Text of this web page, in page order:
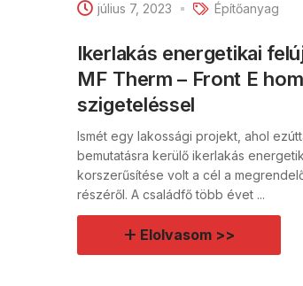
július 7, 2023 Építőanyag
Ikerlakás energetikai
MF Therm – Front E
szigeteléssel
Ismét egy lakossági projekt, ahol
bemutatásra kerülő ikerlakás
korszerűsítése volt a cél a
részéről. A családfő több évet ...
Elolvasom >>